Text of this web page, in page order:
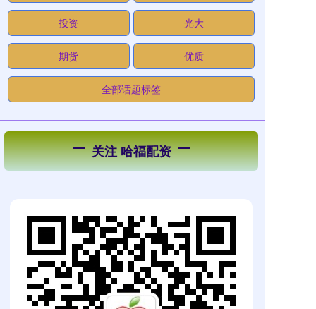
投资 光大
期货 优质
全部话题标签
关注 哈福配资